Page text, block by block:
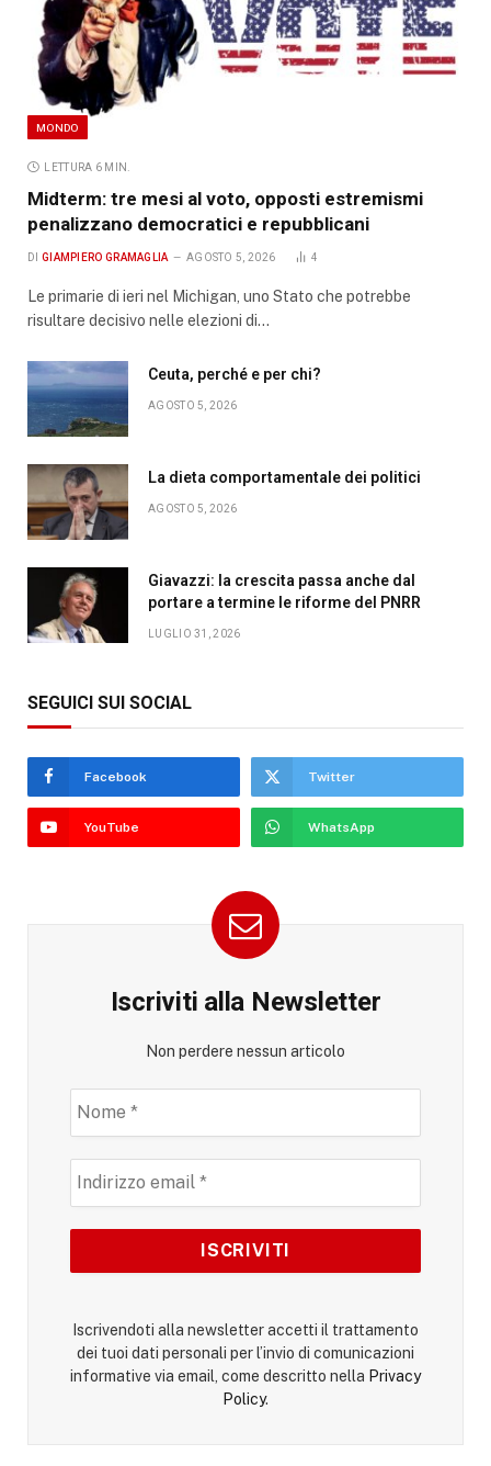
MONDO
LETTURA 6 MIN.
Midterm: tre mesi al voto, opposti estremismi
penalizzano democratici e repubblicani
DI GIAMPIERO GRAMAGLIA AGOSTO 5, 2026 4
Le primarie di ieri nel Michigan, uno Stato che potrebbe
risultare decisivo nelle elezioni di…
Ceuta, perché e per chi?
AGOSTO 5, 2026
La dieta comportamentale dei politici
AGOSTO 5, 2026
Giavazzi: la crescita passa anche dal
portare a termine le riforme del PNRR
LUGLIO 31, 2026
SEGUICI SUI SOCIAL
Facebook Twitter
YouTube WhatsApp
Iscriviti alla Newsletter
Non perdere nessun articolo
Iscrivendoti alla newsletter accetti il trattamento
dei tuoi dati personali per l’invio di comunicazioni
informative via email, come descritto nella Privacy
Policy.